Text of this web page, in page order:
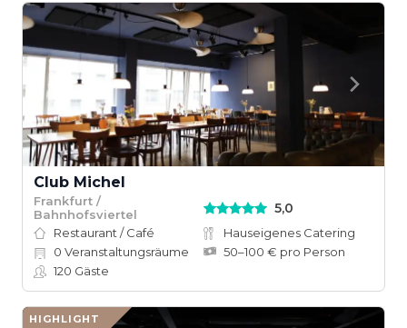
Club Michel
Frankfurt /
Bahnhofsviertel
5,0
Restaurant / Café
Hauseigenes Catering
0 Veranstaltungsräume
50–100 € pro Person
120 Gäste
HIGHLIGHT